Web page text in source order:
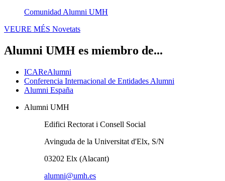
Comunidad Alumni UMH
VEURE MÉS Novetats
Alumni UMH es miembro de...
ICAReAlumni
Conferencia Internacional de Entidades Alumni
Alumni España
Alumni UMH
Edifici Rectorat i Consell Social
Avinguda de la Universitat d'Elx, S/N
03202 Elx (Alacant)
alumni@umh.es